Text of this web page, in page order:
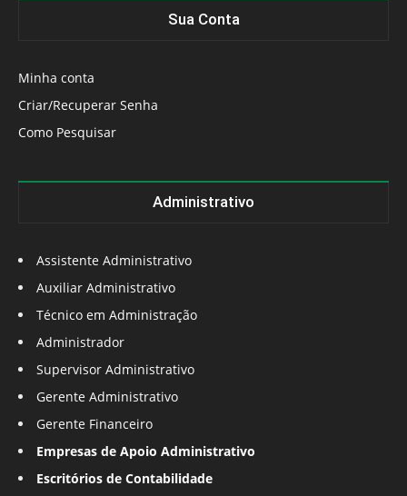
Sua Conta
Minha conta
Criar/Recuperar Senha
Como Pesquisar
Administrativo
Assistente Administrativo
Auxiliar Administrativo
Técnico em Administração
Administrador
Supervisor Administrativo
Gerente Administrativo
Gerente Financeiro
Empresas de Apoio Administrativo
Escritórios de Contabilidade